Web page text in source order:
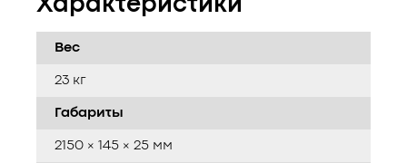
Характеристики
Вес
23 кг
Габариты
2150 × 145 × 25 мм